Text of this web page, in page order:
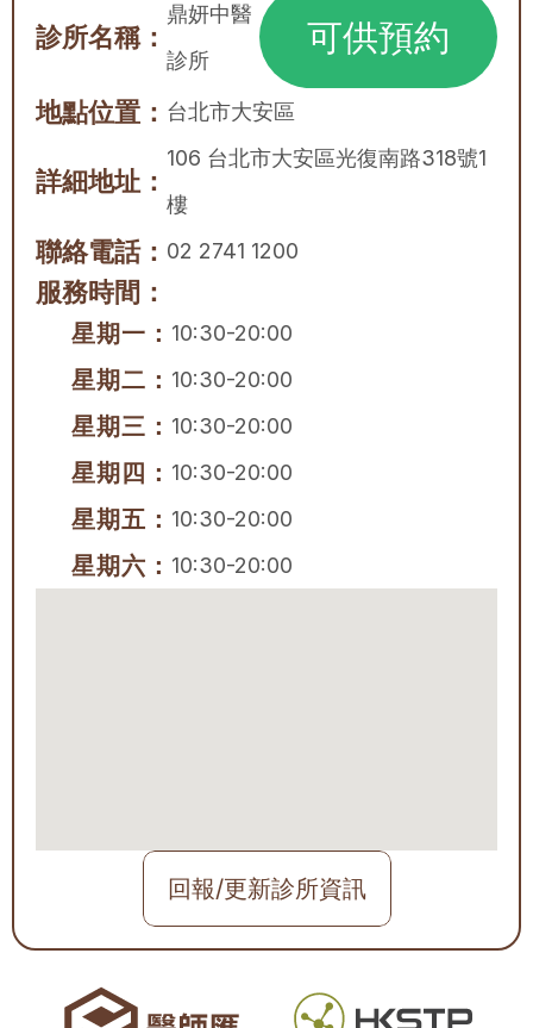
診所名稱：
鼎妍中醫
診所
可供預約
地點位置： 台北市大安區
詳細地址：
106 台北市大安區光復南路318號1
樓
聯絡電話： 02 2741 1200
服務時間：
星期一： 10:30-20:00
星期二： 10:30-20:00
星期三： 10:30-20:00
星期四： 10:30-20:00
星期五： 10:30-20:00
星期六： 10:30-20:00
回報/更新診所資訊